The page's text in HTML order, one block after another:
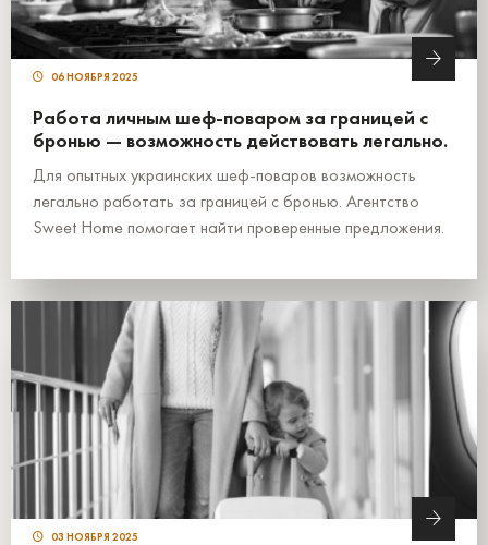
06 НОЯБРЯ 2025
Работа личным шеф-поваром за границей с
бронью — возможность действовать легально.
Для опытных украинских шеф-поваров возможность
легально работать за границей с бронью. Агентство
Sweet Home помогает найти проверенные предложения.
03 НОЯБРЯ 2025